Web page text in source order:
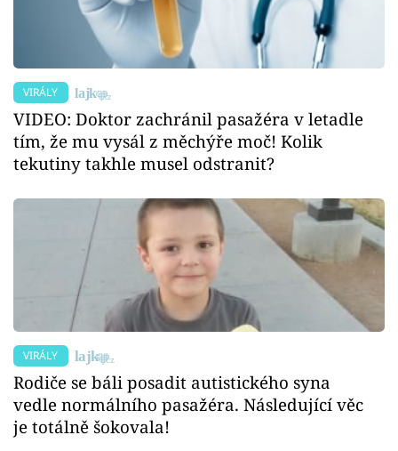
VIRÁLY
VIDEO: Doktor zachránil pasažéra v letadle
tím, že mu vysál z měchýře moč! Kolik
tekutiny takhle musel odstranit?
VIRÁLY
Rodiče se báli posadit autistického syna
vedle normálního pasažéra. Následující věc
je totálně šokovala!